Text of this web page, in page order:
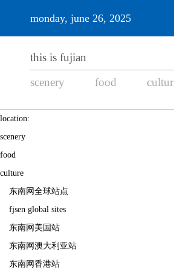
monday, june 26, 2025
this is fujian
scenery
food cultur
location:
scenery
food
culture
东南网全球站点
fjsen global sites
东南网美国站
东南网澳大利亚站
东南网香港站